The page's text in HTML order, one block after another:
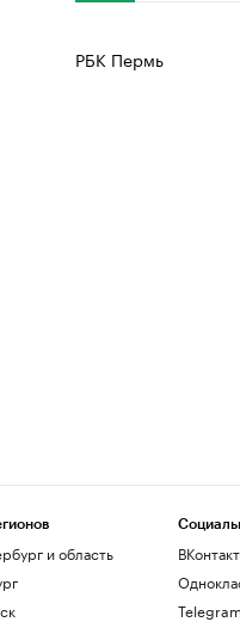
РБК Пермь
и область
Telegram